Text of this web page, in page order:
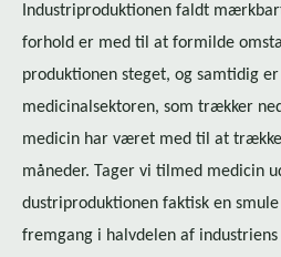
In­du­stri­pro­duk­tio­nen faldt
forhold er med til at formilde
produktionen steget, og samtidig
me­di­ci­nal­sek­to­ren, som trækker
medicin har været med til at
måneder. Tager vi tilmed medicin
du­stri­pro­duk­tio­nen faktisk en
fremgang i halvdelen af